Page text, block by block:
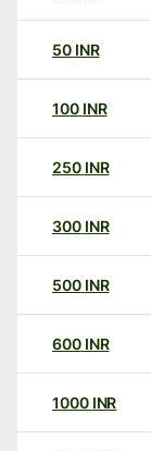
50 INR
100 INR
250 INR
300 INR
500 INR
600 INR
1000 INR